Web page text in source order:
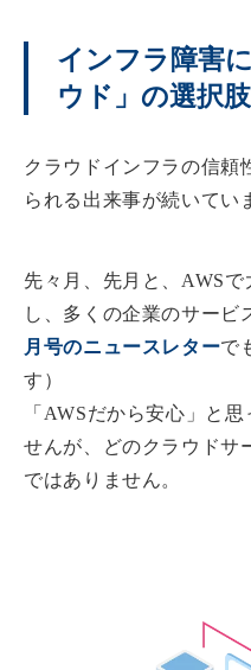
インフラ障害
ウド」の選択肢
クラウドインフラの信頼
られる出来事が続いてい
先々月、先月と、AWS
し、多くの企業のサービ
月号のニュースレターで
す）
「AWSだから安心」と
せんが、どのクラウドサ
ではありません。